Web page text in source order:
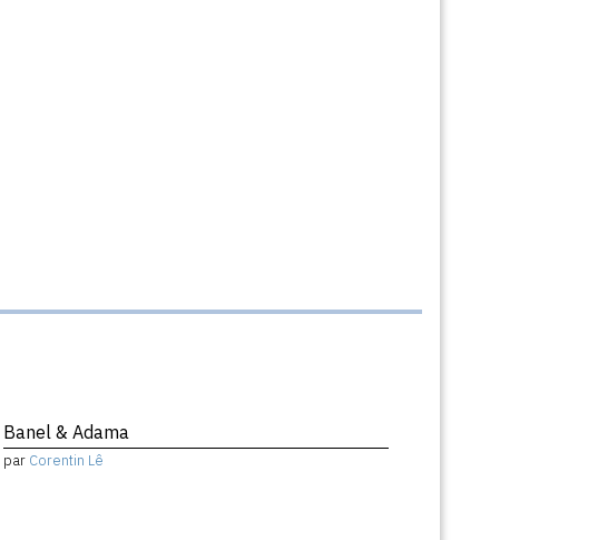
Banel & Adama
par Corentin Lê